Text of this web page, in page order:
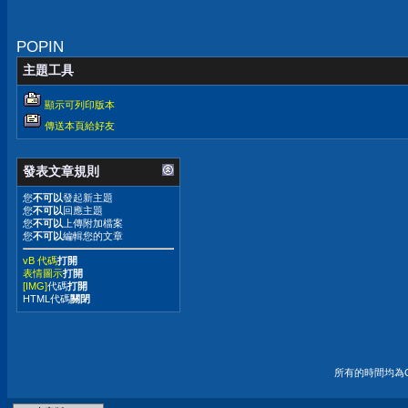
POPIN
主題工具
顯示可列印版本
傳送本頁給好友
發表文章規則
您不可以發起新主題
您不可以回應主題
您不可以 上傳附加檔案
您不可以編輯您的文章
vB 代碼打開
表情圖示打開
[IMG]代碼打開
HTML代碼關閉
所有的時間均為